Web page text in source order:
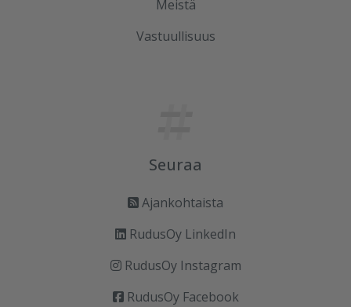
Meistä
Vastuullisuus
Seuraa
Ajankohtaista
RudusOy LinkedIn
RudusOy Instagram
RudusOy Facebook